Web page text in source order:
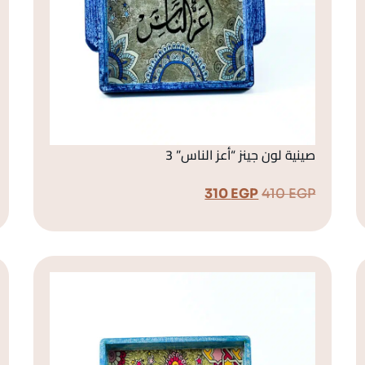
صينية لون جينز “أعز الناس” 3
410EGP
310EGP